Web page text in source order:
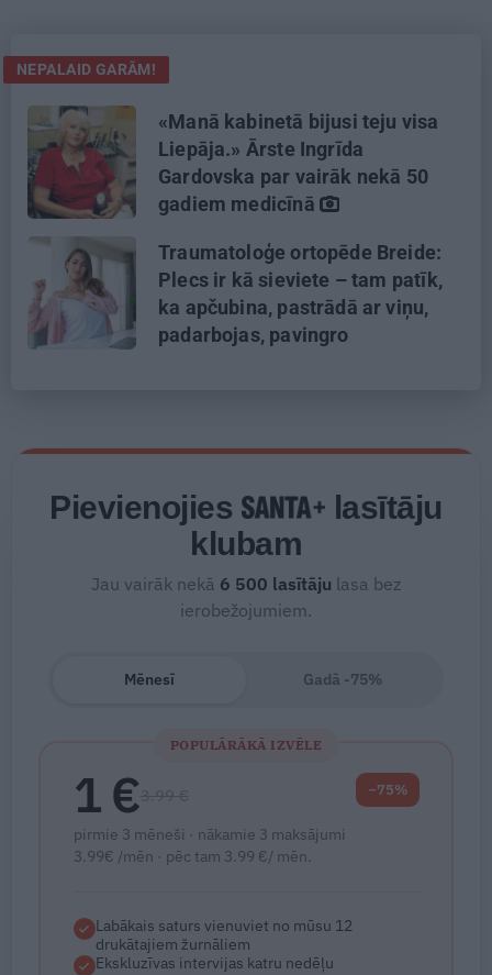
NEPALAID GARĀM!
«Manā kabinetā bijusi teju visa
Liepāja.» Ārste Ingrīda
Gardovska par vairāk nekā 50
gadiem medicīnā
Traumatoloģe ortopēde Breide:
Plecs ir kā sieviete – tam patīk,
ka apčubina, pastrādā ar viņu,
padarbojas, pavingro
Pievienojies
lasītāju
klubam
Jau vairāk nekā 6 500 lasītāju lasa bez
ierobežojumiem.
Mēnesī Gadā -75%
POPULĀRĀKĀ IZVĒLE
1 €
pirmie 3 mēneši · nākamie 3 maksājumi
3.99€ /mēn · pēc tam 3.99 €/ mēn.
−75%
Labākais saturs vienuviet no mūsu 12
drukātajiem žurnāliem
Ekskluzīvas intervijas katru nedēļu